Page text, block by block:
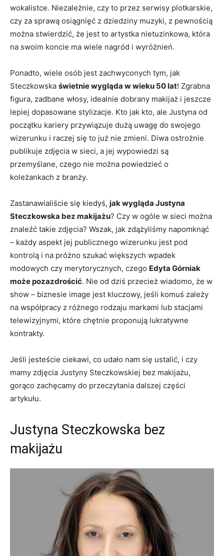
wokalistce. Niezależnie, czy to przez serwisy plotkarskie,
czy za sprawą osiągnięć z dziedziny muzyki, z pewnością
można stwierdzić, że jest to artystka nietuzinkowa, która
na swoim koncie ma wiele nagród i wyróżnień.
Ponadto, wiele osób jest zachwyconych tym, jak
Steczkowska świetnie wygląda w wieku 50 lat! Zgrabna
figura, zadbane włosy, idealnie dobrany makijaż i jeszcze
lepiej dopasowane stylizacje. Kto jak kto, ale Justyna od
początku kariery przywiązuje dużą uwagę do swojego
wizerunku i raczej się to już nie zmieni. Diwa ostrożnie
publikuje zdjęcia w sieci, a jej wypowiedzi są
przemyślane, czego nie można powiedzieć o
koleżankach z branży.
Zastanawialiście się kiedyś, jak wygląda Justyna
Steczkowska bez makijażu? Czy w ogóle w sieci można
znaleźć takie zdjęcia? Wszak, jak zdążyliśmy napomknąć
– każdy aspekt jej publicznego wizerunku jest pod
kontrolą i na próżno szukać większych wpadek
modowych czy merytorycznych, czego Edyta Górniak
może pozazdrościć. Nie od dziś przecież wiadomo, że w
show – biznesie image jest kluczowy, jeśli komuś zależy
na współpracy z różnego rodzaju markami lub stacjami
telewizyjnymi, które chętnie proponują lukratywne
kontrakty.
Jeśli jesteście ciekawi, co udało nam się ustalić, i czy
mamy zdjęcia Justyny Steczkowskiej bez makijażu,
gorąco zachęcamy do przeczytania dalszej części
artykułu.
Justyna Steczkowska bez
makijażu